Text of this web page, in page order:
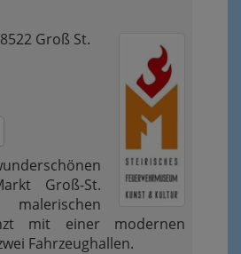
Groß St.
Groß-St.
mit einer modernen
Fahrzeughallen.